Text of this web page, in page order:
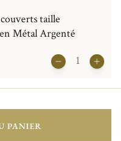
taille
Métal Argenté
PANIER